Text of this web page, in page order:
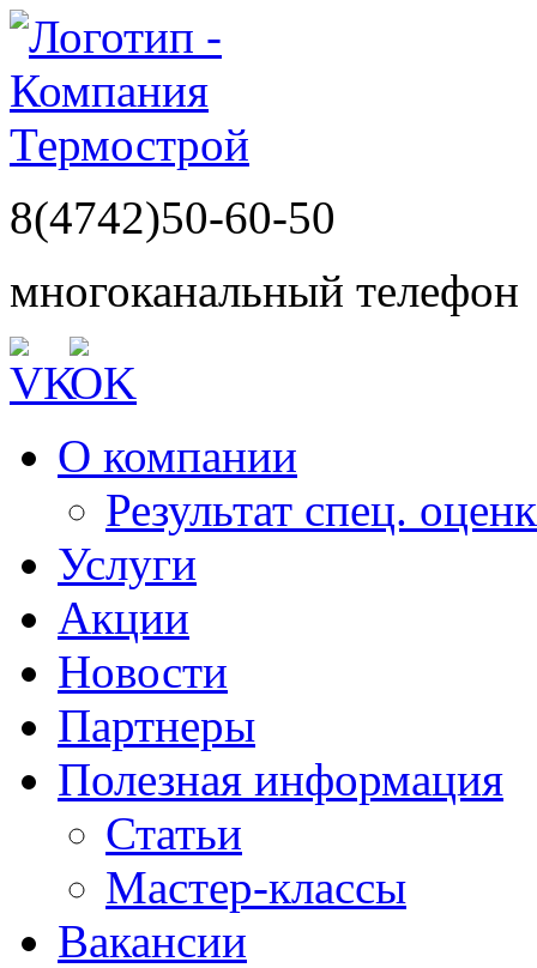
8(4742)50-60-50
многоканальный телефон
О компании
Результат спец.
Услуги
Акции
Новости
Партнеры
Полезная информация
Статьи
Мастер-классы
Вакансии